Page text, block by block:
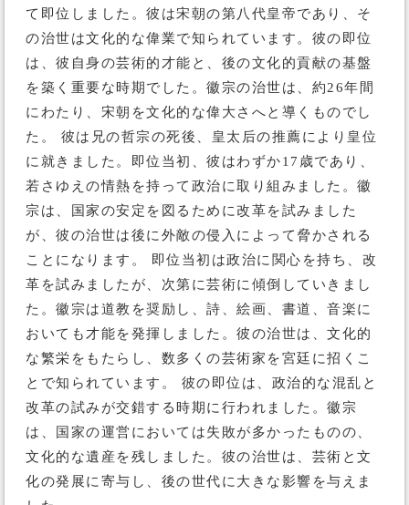
て即位しました。彼は宋朝の第八代皇帝であり、そ
の治世は文化的な偉業で知られています。彼の即位
は、彼自身の芸術的才能と、後の文化的貢献の基盤
を築く重要な時期でした。徽宗の治世は、約26年間
にわたり、宋朝を文化的な偉大さへと導くものでし
た。 彼は兄の哲宗の死後、皇太后の推薦により皇位
に就きました。即位当初、彼はわずか17歳であり、
若さゆえの情熱を持って政治に取り組みました。徽
宗は、国家の安定を図るために改革を試みました
が、彼の治世は後に外敵の侵入によって脅かされる
ことになります。 即位当初は政治に関心を持ち、改
革を試みましたが、次第に芸術に傾倒していきまし
た。徽宗は道教を奨励し、詩、絵画、書道、音楽に
おいても才能を発揮しました。彼の治世は、文化的
な繁栄をもたらし、数多くの芸術家を宮廷に招くこ
とで知られています。 彼の即位は、政治的な混乱と
改革の試みが交錯する時期に行われました。徽宗
は、国家の運営においては失敗が多かったものの、
文化的な遺産を残しました。彼の治世は、芸術と文
化の発展に寄与し、後の世代に大きな影響を与えま